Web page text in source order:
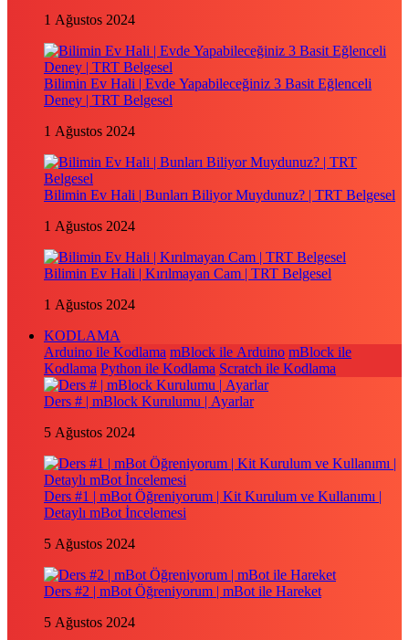
1 Ağustos 2024
Bilimin Ev Hali | Evde Yapabileceğiniz 3 Basit Eğlenceli
Deney | TRT Belgesel
1 Ağustos 2024
Bilimin Ev Hali | Bunları Biliyor Muydunuz? | TRT Belgesel
1 Ağustos 2024
Bilimin Ev Hali | Kırılmayan Cam | TRT Belgesel
1 Ağustos 2024
KODLAMA
Arduino ile Kodlama mBlock ile Arduino mBlock ile
Kodlama Python ile Kodlama Scratch ile Kodlama
Ders # | mBlock Kurulumu | Ayarlar
5 Ağustos 2024
Ders #1 | mBot Öğreniyorum | Kit Kurulum ve Kullanımı |
Detaylı mBot İncelemesi
5 Ağustos 2024
Ders #2 | mBot Öğreniyorum | mBot ile Hareket
5 Ağustos 2024